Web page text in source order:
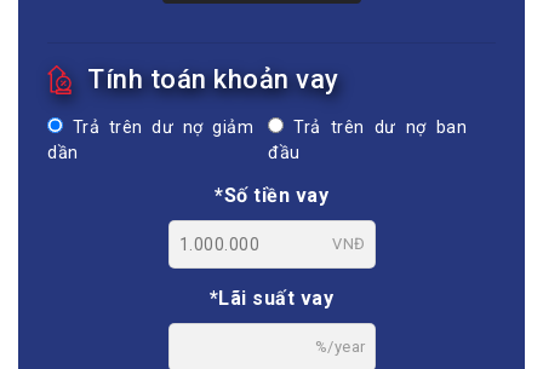
Tính toán khoản vay
Trả trên dư nợ giảm
dần
Trả trên dư nợ ban
đầu
*Số tiền vay
VNĐ
*Lãi suất vay
%/year